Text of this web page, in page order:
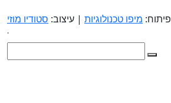
פיתוח: מיפו טכנולוגיות | עיצוב: סטודיו מוזי
.